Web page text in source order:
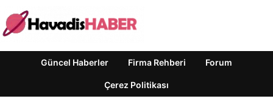
Güncel Haberler Firma Rehberi Forum
Çerez Politikası